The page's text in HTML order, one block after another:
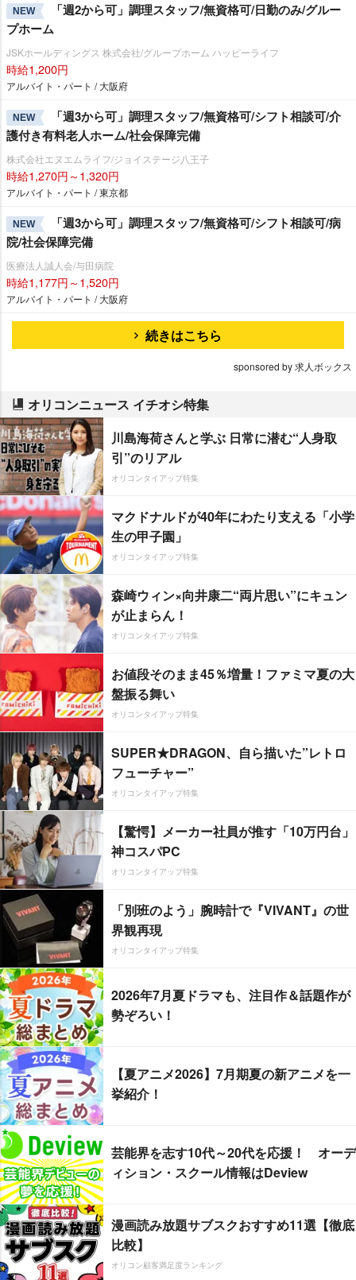
NEW
「週2から可」調理スタッフ/無資格可/日勤のみ/グルー
プホーム
JSKホールディングス 株式会社/グループホーム ハッピーライフ
時給1,200円
アルバイト・パート / 大阪府
NEW
「週3から可」調理スタッフ/無資格可/シフト相談可/介
護付き有料老人ホーム/社会保障完備
株式会社エヌエムライフ/ジョイステージ八王子
時給1,270円～1,320円
アルバイト・パート / 東京都
NEW
「週3から可」調理スタッフ/無資格可/シフト相談可/病
院/社会保障完備
医療法人誠人会/与田病院
時給1,177円～1,520円
アルバイト・パート / 大阪府
続きはこちら
sponsored by 求人ボックス
オリコンニュース イチオシ特集
川島海荷さんと学ぶ 日常に潜む“人身取
引”のリアル
オリコンタイアップ特集
マクドナルドが40年にわたり支える「小学
生の甲子園」
オリコンタイアップ特集
森崎ウィン×向井康二“両片思い”にキュン
が止まらん！
オリコンタイアップ特集
お値段そのまま45％増量！ファミマ夏の大
盤振る舞い
オリコンタイアップ特集
SUPER★DRAGON、自ら描いた”レトロ
フューチャー”
オリコンタイアップ特集
【驚愕】メーカー社員が推す「10万円台」
神コスパPC
オリコンタイアップ特集
「別班のよう」腕時計で『VIVANT』の世
界観再現
オリコンタイアップ特集
2026年7月夏ドラマも、注目作＆話題作が
勢ぞろい！
【夏アニメ2026】7月期夏の新アニメを一
挙紹介！
芸能界を志す10代～20代を応援！ オーデ
ィション・スクール情報はDeview
漫画読み放題サブスクおすすめ11選【徹底
比較】
オリコン顧客満足度ランキング